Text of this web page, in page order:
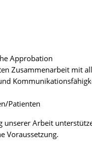
Approbation
Zusammenarbeit mit
Patienten
unserer Arbeit
Voraussetzung.